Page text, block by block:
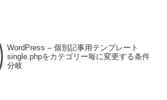
WordPress – 個別記事用テンプレート
single.phpをカテゴリー毎に変更する条件
分岐